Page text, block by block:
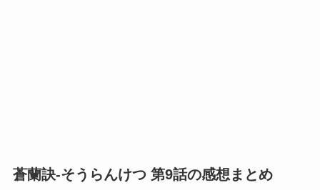
蒼蘭訣-そうらんけつ 第9話の感想まとめ